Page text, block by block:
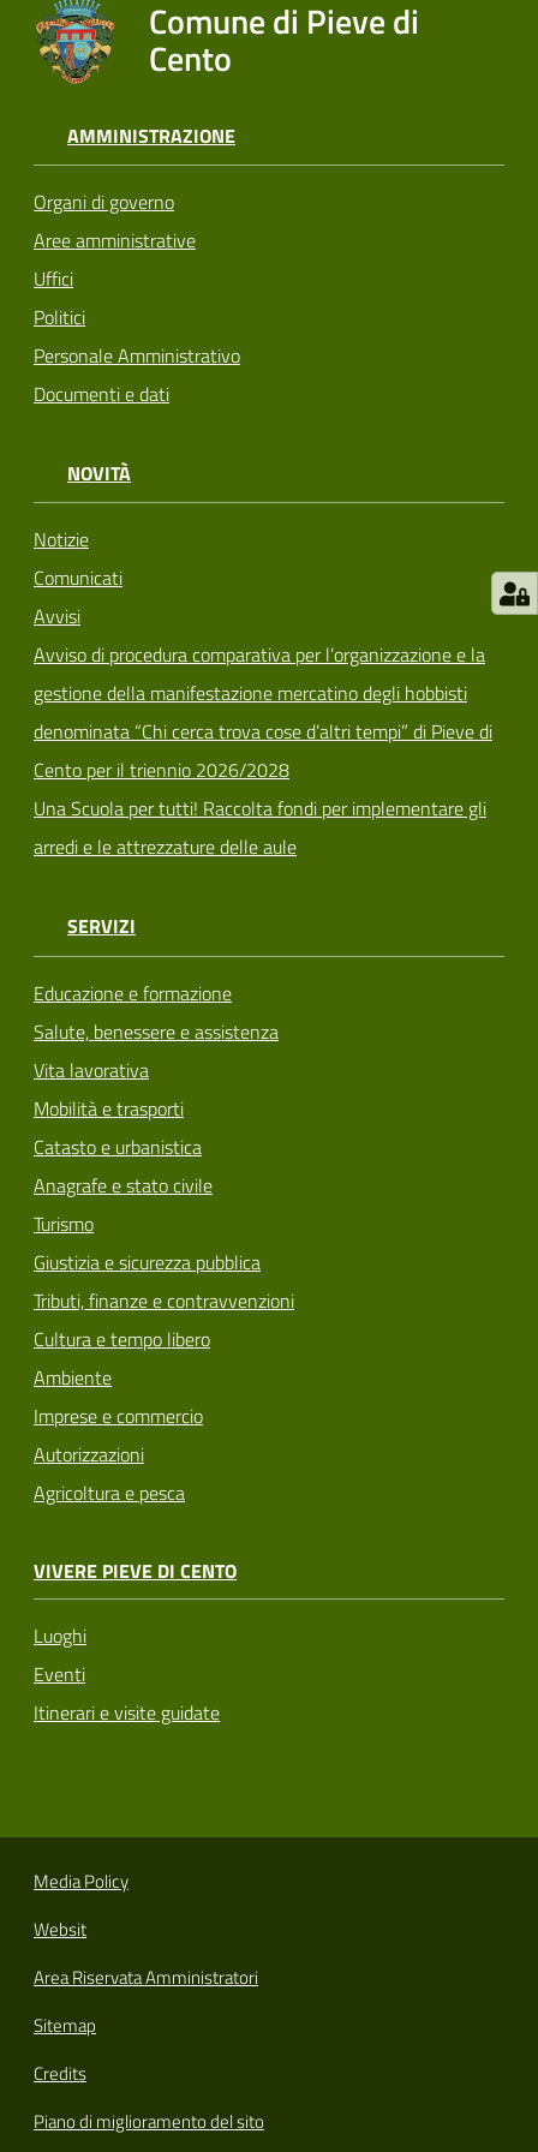
Comune di Pieve di
Cento
AMMINISTRAZIONE
Organi di governo
Aree amministrative
Uffici
Politici
Personale Amministrativo
Documenti e dati
NOVITÀ
Notizie
Comunicati
Avvisi
Avviso di procedura comparativa per l’organizzazione e la
gestione della manifestazione mercatino degli hobbisti
denominata “Chi cerca trova cose d’altri tempi” di Pieve di
Cento per il triennio 2026/2028
Una Scuola per tutti! Raccolta fondi per implementare gli
arredi e le attrezzature delle aule
SERVIZI
Educazione e formazione
Salute, benessere e assistenza
Vita lavorativa
Mobilità e trasporti
Catasto e urbanistica
Anagrafe e stato civile
Turismo
Giustizia e sicurezza pubblica
Tributi, finanze e contravvenzioni
Cultura e tempo libero
Ambiente
Imprese e commercio
Autorizzazioni
Agricoltura e pesca
VIVERE PIEVE DI CENTO
Luoghi
Eventi
Itinerari e visite guidate
Media Policy
Websit
Area Riservata Amministratori
Sitemap
Credits
Piano di miglioramento del sito